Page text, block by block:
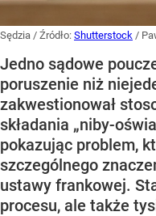
Sędzia / Źródło: Shutterstock /
Jedno sądowe
poruszenie niż
zakwestionował
składania „niby-
pokazując problem,
szczególnego
ustawy frankowej.
procesu, ale także